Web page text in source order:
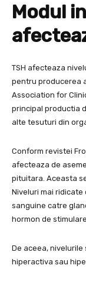
Modul
TSH afecteaza
pentru producerea
Association for
principal productia
alte tesuturi din
Conform revistei
afecteaza de
pituitara. Aceasta
Niveluri mai ridicate
sanguine catre
hormon de
De aceea, nivelurile
hiperactiva sau